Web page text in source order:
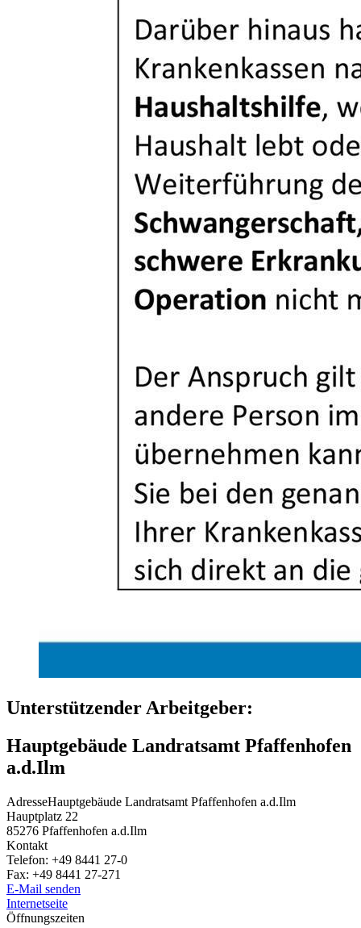
Unterstützender Arbeitgeber:
Hauptgebäude Landratsamt Pfaffenhofen
a.d.Ilm
AdresseHauptgebäude Landratsamt Pfaffenhofen a.d.Ilm
Hauptplatz 22
85276 Pfaffenhofen a.d.Ilm
Kontakt
Telefon: +49 8441 27-0
Fax: +49 8441 27-271
E-Mail senden
Internetseite
Öffnungszeiten